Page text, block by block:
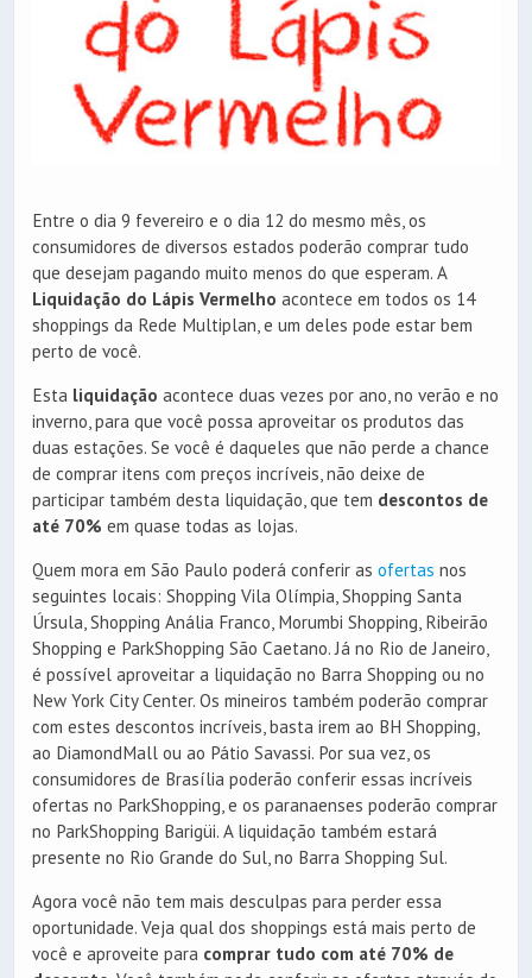
Entre o dia 9 fevereiro e o dia 12 do mesmo mês, os
consumidores de diversos estados poderão comprar tudo
que desejam pagando muito menos do que esperam. A
Liquidação do Lápis Vermelho acontece em todos os 14
shoppings da Rede Multiplan, e um deles pode estar bem
perto de você.
Esta liquidação acontece duas vezes por ano, no verão e no
inverno, para que você possa aproveitar os produtos das
duas estações. Se você é daqueles que não perde a chance
de comprar itens com preços incríveis, não deixe de
participar também desta liquidação, que tem descontos de
até 70% em quase todas as lojas.
Quem mora em São Paulo poderá conferir as ofertas nos
seguintes locais: Shopping Vila Olímpia, Shopping Santa
Úrsula, Shopping Anália Franco, Morumbi Shopping, Ribeirão
Shopping e ParkShopping São Caetano. Já no Rio de Janeiro,
é possível aproveitar a liquidação no Barra Shopping ou no
New York City Center. Os mineiros também poderão comprar
com estes descontos incríveis, basta irem ao BH Shopping,
ao DiamondMall ou ao Pátio Savassi. Por sua vez, os
consumidores de Brasília poderão conferir essas incríveis
ofertas no ParkShopping, e os paranaenses poderão comprar
no ParkShopping Barigüi. A liquidação também estará
presente no Rio Grande do Sul, no Barra Shopping Sul.
Agora você não tem mais desculpas para perder essa
oportunidade. Veja qual dos shoppings está mais perto de
você e aproveite para comprar tudo com até 70% de